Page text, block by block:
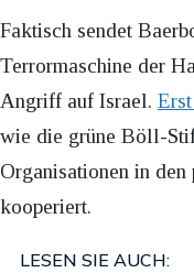
Faktisch sendet
Terrormaschine der
Angriff auf Israel.
wie die grüne Böll-
Organisationen in den
kooperiert.
LESEN SIE AUCH: